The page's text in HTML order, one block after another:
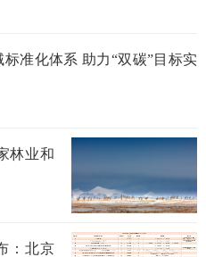
准化体系 助力“双碳”目标实
林业和
：北京